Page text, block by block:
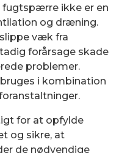
ikke er en
og dræning.
væk fra
forårsage skade
problemer.
i kombination
for at opfylde
og sikre, at
de nødvendige